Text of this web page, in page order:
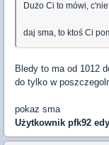
Dużo Ci to mówi,
daj sma, to ktoś Ci
Bledy to ma od 1012
do tylko w
pokaz sma
Użytkownik pfk92